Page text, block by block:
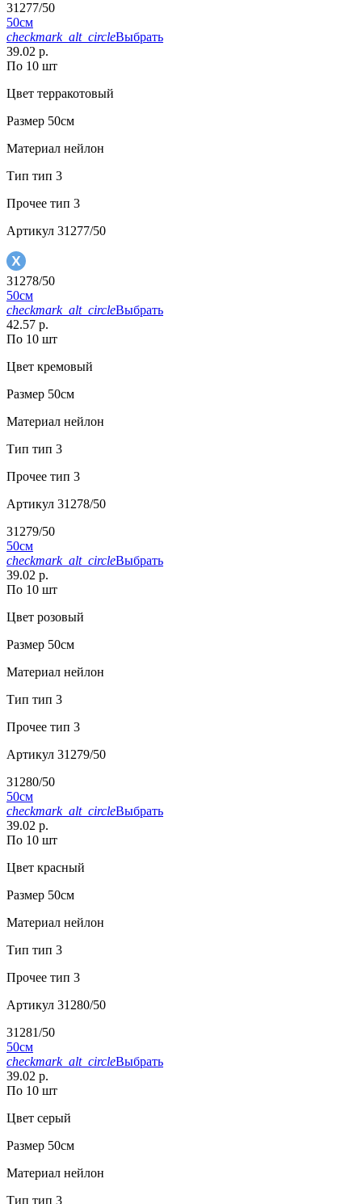
31277/50
50см
checkmark_alt_circleВыбрать
39.02 р.
По 10 шт
Цвет терракотовый
Размер 50см
Материал нейлон
Тип тип 3
Прочее тип 3
Артикул 31277/50
31278/50
50см
checkmark_alt_circleВыбрать
42.57 р.
По 10 шт
Цвет кремовый
Размер 50см
Материал нейлон
Тип тип 3
Прочее тип 3
Артикул 31278/50
31279/50
50см
checkmark_alt_circleВыбрать
39.02 р.
По 10 шт
Цвет розовый
Размер 50см
Материал нейлон
Тип тип 3
Прочее тип 3
Артикул 31279/50
31280/50
50см
checkmark_alt_circleВыбрать
39.02 р.
По 10 шт
Цвет красный
Размер 50см
Материал нейлон
Тип тип 3
Прочее тип 3
Артикул 31280/50
31281/50
50см
checkmark_alt_circleВыбрать
39.02 р.
По 10 шт
Цвет серый
Размер 50см
Материал нейлон
Тип тип 3